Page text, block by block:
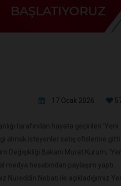
17 Ocak 2026
tarafından hayata geçirilen ‘Yeni
almak isteyenler satış ofislerine gitti
Değişikliği Bakanı Murat Kurum,
medya hesabından paylaşım yaptı.
Nureddin Nebati ile açıkladığımız